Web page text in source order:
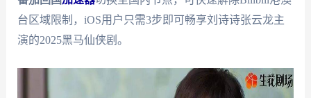
台区域限制，iOS用户只需3步即可畅享刘诗诗张云龙主
演的2025黑马仙侠剧。